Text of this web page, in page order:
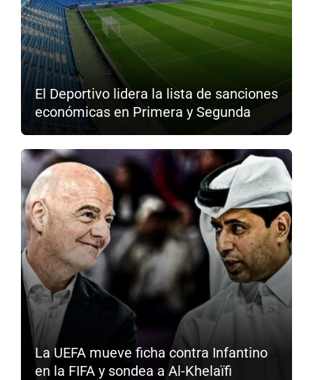
El Deportivo lidera la lista de sanciones
económicas en Primera y Segunda
La UEFA mueve ficha contra Infantino
en la FIFA y sondea a Al-Khelaïfi